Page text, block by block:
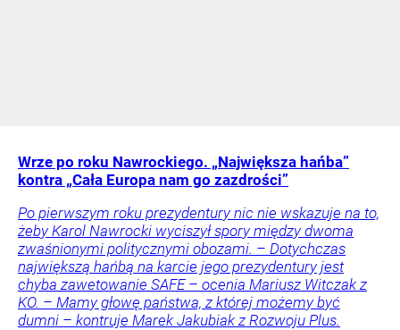
Wrze po roku Nawrockiego. „Największa hańba”
kontra „Cała Europa nam go zazdrości”
Po pierwszym roku prezydentury nic nie wskazuje na to,
żeby Karol Nawrocki wyciszył spory między dwoma
zwaśnionymi politycznymi obozami. – Dotychczas
największą hańbą na karcie jego prezydentury jest
chyba zawetowanie SAFE – ocenia Mariusz Witczak z
KO. – Mamy głowę państwa, z której możemy być
dumni – kontruje Marek Jakubiak z Rozwoju Plus.